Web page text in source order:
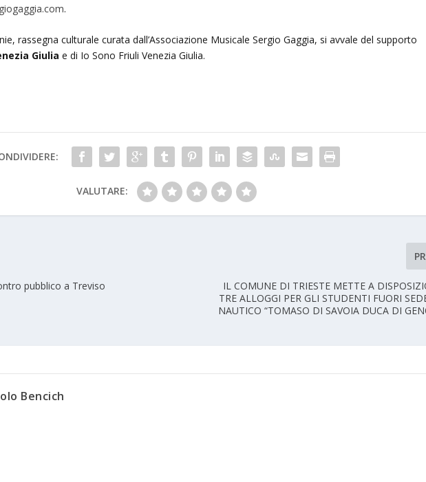
.
rassegna culturale curata dall’Associazione Musicale Sergio Gaggia, si avvale del supporto
Giulia e di Io Sono Friuli Venezia Giulia.
VALUTARE:
pubblico a Treviso
IL COMUNE DI TRIESTE METTE A
TRE ALLOGGI PER GLI STUDENTI FUORI
NAUTICO “TOMASO DI SAVOIA DUCA DI
Bencich